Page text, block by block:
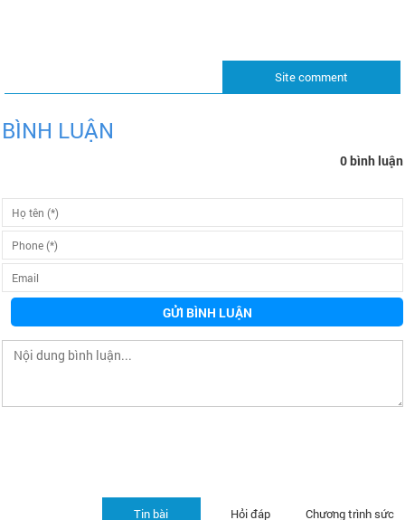
Site comment
BÌNH LUẬN
0 bình luận
GỬI BÌNH LUẬN
Chương trình sức
Hỏi đáp
Tin bài